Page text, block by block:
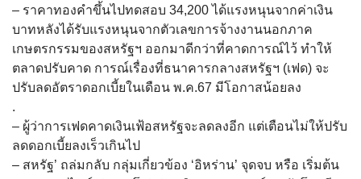
– ราคาทองคำขึ้นไปทดสอบ 34,200 ได้แรงหนุนจากค่าเงิน
บาทหลังได้รับแรงหนุนจากตัวเลขการจ้างงานนอกภาค
เกษตรกรรมของสหรัฐฯ ออกมาดีกว่าที่คาดการณ์ไว้ ทำให้
ตลาดปรับคาด การณ์เรื่องที่ธนาคารกลางสหรัฐฯ (เฟด) จะ
ปรับลดอัตราดอกเบี้ยในเดือน พ.ค.67 มีโอกาสน้อยลง
.
– ผู้ว่าการเฟดคาดเงินเฟ้อสหรัฐจะลดลงอีก แต่เตือนไม่ให้ปรับ
ลดดอกเบี้ยลงเร็วเกินไป
– สหรัฐ’ ถล่มกลับ กลุ่มเกี่ยวข้อง ‘อิหร่าน’ จุดจบ หรือ เริ่มต้น